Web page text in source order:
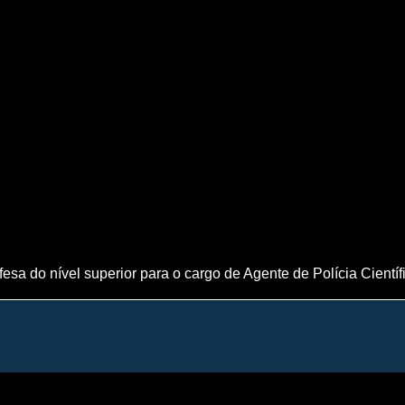
do nível superior para o cargo de Agente de Polícia